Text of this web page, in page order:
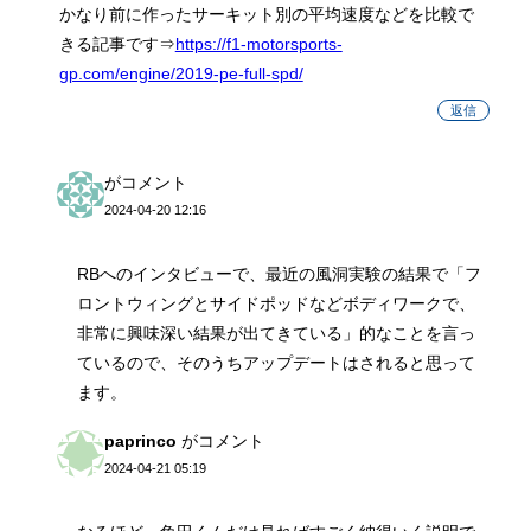
かなり前に作ったサーキット別の平均速度などを比較で
きる記事です⇒https://f1-motorsports-
gp.com/engine/2019-pe-full-spd/
返信
がコメント
2024-04-20 12:16
RBへのインタビューで、最近の風洞実験の結果で「フ
ロントウィングとサイドポッドなどボディワークで、
非常に興味深い結果が出てきている」的なことを言っ
ているので、そのうちアップデートはされると思って
ます。
paprinco がコメント
2024-04-21 05:19